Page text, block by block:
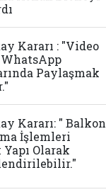
Kararı : "Video
Paylaşmak
Kararı: " Balkon
İşlemleri
Olarak